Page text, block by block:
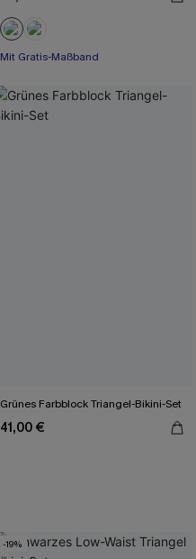
Mit Gratis-Maßband
Grünes Farbblock Triangel-Bikini-Set
41,00 €
-19%